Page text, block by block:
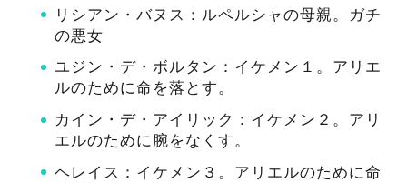
リシアン・バヌス：ルペルシャの母親。ガチ
の悪女
ユジン・デ・ボルタン：イケメン１。アリエ
ルのために命を落とす。
カイン・デ・アイリック：イケメン２。アリ
エルのために腕をなくす。
ヘレイス：イケメン３。アリエルのために命